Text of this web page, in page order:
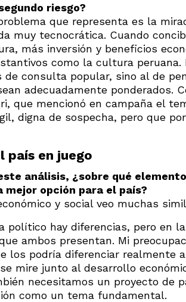
riesgo?
que representa es la
muy tecnocrática. Cuando
más inversión y beneficios
como la cultura
de consulta popular, sino al de
adecuadamente ponderados.
que mencionó en campaña el
digna de sospecha, pero que
país en juego
análisis, ¿sobre qué
mejor opción para el país?
y social veo muchas
político hay diferencias, pero en
ambos presentan. Mi
los podría diferenciar realmente
mire junto al desarrollo
necesitamos un proyecto de
como un tema fundamental.